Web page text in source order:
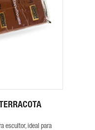
escultor, ideal para